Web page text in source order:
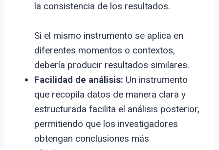
la consistencia de los resultados.
Si el mismo instrumento se aplica en
diferentes momentos o contextos,
debería producir resultados similares.
Facilidad de análisis: Un instrumento
que recopila datos de manera clara y
estructurada facilita el análisis posterior,
permitiendo que los investigadores
obtengan conclusiones más